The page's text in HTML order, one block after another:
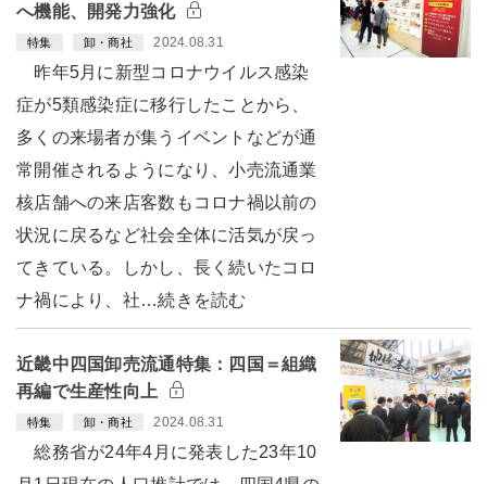
へ機能、開発力強化
特集 卸・商社 2024.08.31
昨年5月に新型コロナウイルス感染
症が5類感染症に移行したことから、
多くの来場者が集うイベントなどが通
常開催されるようになり、小売流通業
核店舗への来店客数もコロナ禍以前の
状況に戻るなど社会全体に活気が戻っ
てきている。しかし、長く続いたコロ
ナ禍により、社…続きを読む
近畿中四国卸売流通特集：四国＝組織
再編で生産性向上
特集 卸・商社 2024.08.31
総務省が24年4月に発表した23年10